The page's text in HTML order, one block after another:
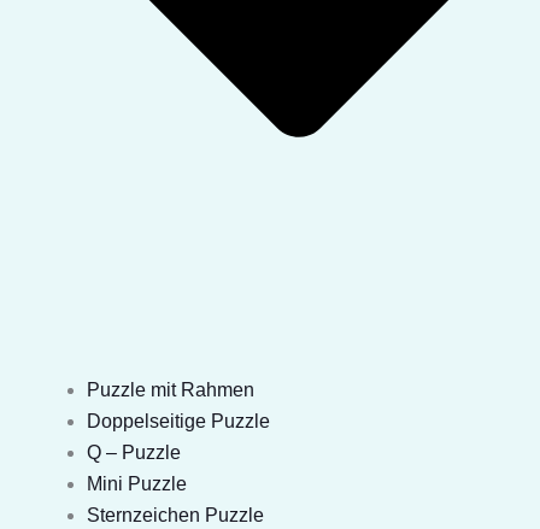
Puzzle mit Rahmen
Doppelseitige Puzzle
Q – Puzzle
Mini Puzzle
Sternzeichen Puzzle